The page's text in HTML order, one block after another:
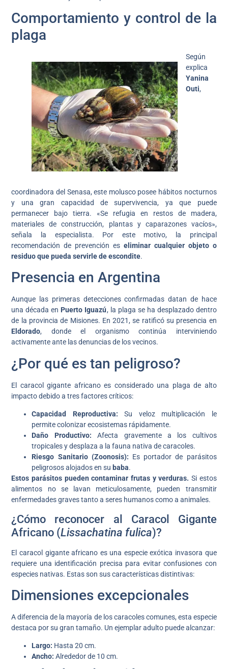
Comportamiento y control de la
plaga
Según
explica
Yanina
Outi,
coordinadora del Senasa, este molusco posee hábitos nocturnos
y una gran capacidad de supervivencia, ya que puede
permanecer bajo tierra. «Se refugia en restos de madera,
materiales de construcción, plantas y caparazones vacíos»,
señala la especialista. Por este motivo, la principal
recomendación de prevención es eliminar cualquier objeto o
residuo que pueda servirle de escondite.
Presencia en Argentina
Aunque las primeras detecciones confirmadas datan de hace
una década en Puerto Iguazú, la plaga se ha desplazado dentro
de la provincia de Misiones. En 2021, se ratificó su presencia en
Eldorado, donde el organismo continúa interviniendo
activamente ante las denuncias de los vecinos.
¿Por qué es tan peligroso?
El caracol gigante africano es considerado una plaga de alto
impacto debido a tres factores críticos:
Capacidad Reproductiva: Su veloz multiplicación le
permite colonizar ecosistemas rápidamente.
Daño Productivo: Afecta gravemente a los cultivos
tropicales y desplaza a la fauna nativa de caracoles.
Riesgo Sanitario (Zoonosis): Es portador de parásitos
peligrosos alojados en su baba.
Estos parásitos pueden contaminar frutas y verduras. Si estos
alimentos no se lavan meticulosamente, pueden transmitir
enfermedades graves tanto a seres humanos como a animales.
¿Cómo reconocer al Caracol Gigante
Africano (Lissachatina fulica)?
El caracol gigante africano es una especie exótica invasora que
requiere una identificación precisa para evitar confusiones con
especies nativas. Estas son sus características distintivas:
Dimensiones excepcionales
A diferencia de la mayoría de los caracoles comunes, esta especie
destaca por su gran tamaño. Un ejemplar adulto puede alcanzar:
Largo: Hasta 20 cm.
Ancho: Alrededor de 10 cm.